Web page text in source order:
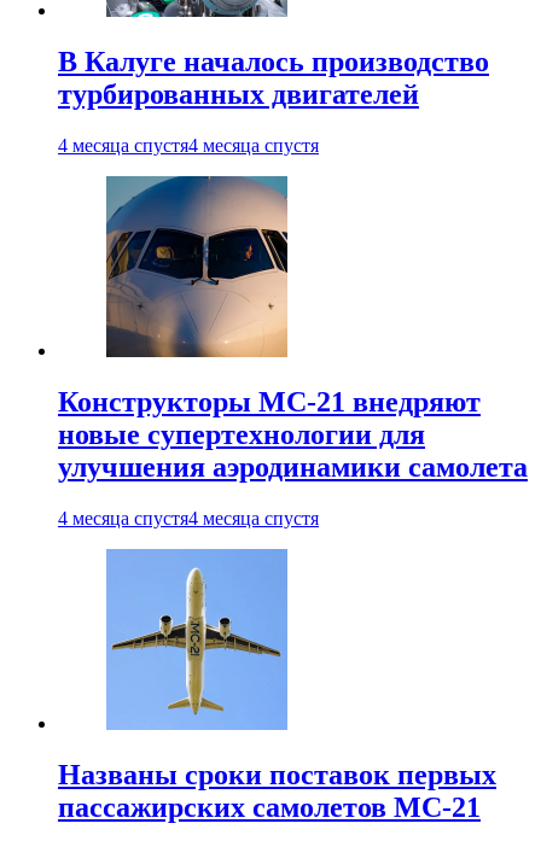
В Калуге началось производство
турбированных двигателей
4 месяца спустя4 месяца спустя
Конструкторы МС-21 внедряют
новые супертехнологии для
улучшения аэродинамики самолета
4 месяца спустя4 месяца спустя
Названы сроки поставок первых
пассажирских самолетов МС-21